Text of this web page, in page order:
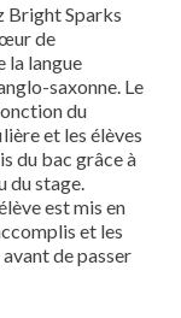
Bright Sparks
de
la langue
saxonne. Le
du
et les élèves
du bac grâce à
du stage.
est mis en
et les
de passer